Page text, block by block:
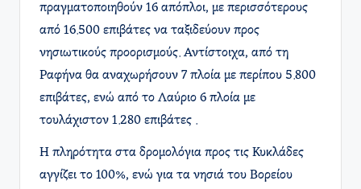
πραγματοποιηθούν 16 απόπλοι, με περισσότερους
από 16.500 επιβάτες να ταξιδεύουν προς
νησιωτικούς προορισμούς. Αντίστοιχα, από τη
Ραφήνα θα αναχωρήσουν 7 πλοία με περίπου 5.800
επιβάτες, ενώ από το Λαύριο 6 πλοία με
τουλάχιστον 1.280 επιβάτες .
Η πληρότητα στα δρομολόγια προς τις Κυκλάδες
αγγίζει το 100%, ενώ για τα νησιά του Βορείου